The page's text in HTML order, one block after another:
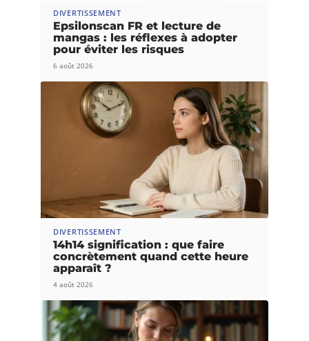
DIVERTISSEMENT
Epsilonscan FR et lecture de
mangas : les réflexes à adopter
pour éviter les risques
6 août 2026
DIVERTISSEMENT
14h14 signification : que faire
concrètement quand cette heure
apparaît ?
4 août 2026